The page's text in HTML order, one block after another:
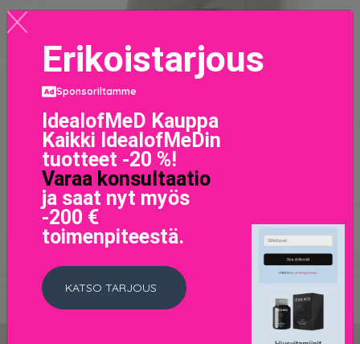
Erikoistarjous
Sponsoriltamme
IdealofMeD Kauppa
Kaikki IdealofMeDin
tuotteet -20 %!
Varaa konsultaatio
ja saat nyt myös
-200 €
toimenpiteestä.
KATSO TARJOUS